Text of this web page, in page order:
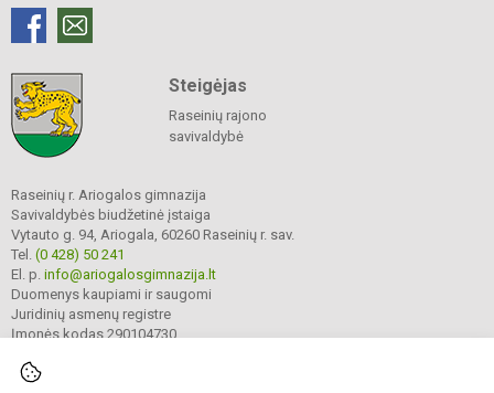
Steigėjas
Raseinių rajono
savivaldybė
Raseinių r. Ariogalos gimnazija
Savivaldybės biudžetinė įstaiga
Vytauto g. 94, Ariogala, 60260 Raseinių r. sav.
Tel. (0 428) 50 241
El. p. info@ariogalosgimnazija.lt
Duomenys kaupiami ir saugomi
Juridinių asmenų registre
Įmonės kodas 290104730